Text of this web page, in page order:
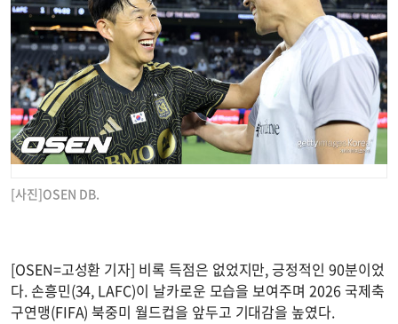
[사진]OSEN DB.
[OSEN=고성환 기자] 비록 득점은 없었지만, 긍정적인 90분이었
다. 손흥민(34, LAFC)이 날카로운 모습을 보여주며 2026 국제축
구연맹(FIFA) 북중미 월드컵을 앞두고 기대감을 높였다.